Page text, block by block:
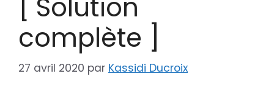
[ Solution
complète ]
27 avril 2020 par Kassidi Ducroix